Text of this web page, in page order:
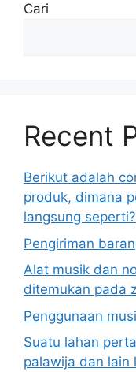
Cari
Recent
Berikut adalah
produk, dimana
langsung seperti?
Pengiriman
Alat musik dan
ditemukan pada
Penggunaan
Suatu lahan
palawija dan lain